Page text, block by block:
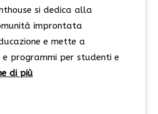
si dedica alla
improntata
e mette a
e programmi per studenti e
di più